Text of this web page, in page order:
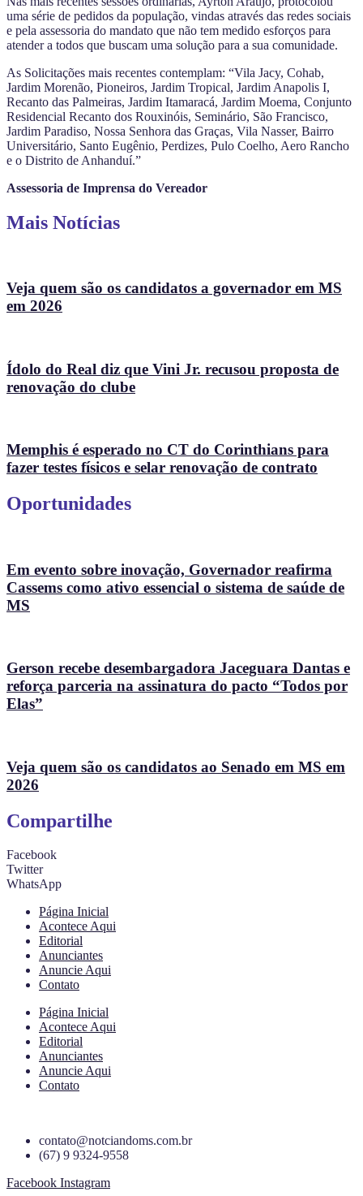
uma série de pedidos da população, vindas através das redes sociais
e pela assessoria do mandato que não tem medido esforços para
atender a todos que buscam uma solução para a sua comunidade.
As Solicitações mais recentes contemplam: “Vila Jacy, Cohab,
Jardim Morenão, Pioneiros, Jardim Tropical, Jardim Anapolis I,
Recanto das Palmeiras, Jardim Itamaracá, Jardim Moema, Conjunto
Residencial Recanto dos Rouxinóis, Seminário, São Francisco,
Jardim Paradiso, Nossa Senhora das Graças, Vila Nasser, Bairro
Universitário, Santo Eugênio, Perdizes, Pulo Coelho, Aero Rancho
e o Distrito de Anhanduí.”
Assessoria de Imprensa do Vereador
Mais Notícias
Veja quem são os candidatos a governador em MS
em 2026
Ídolo do Real diz que Vini Jr. recusou proposta de
renovação do clube
Memphis é esperado no CT do Corinthians para
fazer testes físicos e selar renovação de contrato
Oportunidades
Em evento sobre inovação, Governador reafirma
Cassems como ativo essencial o sistema de saúde de
MS
Gerson recebe desembargadora Jaceguara Dantas e
reforça parceria na assinatura do pacto “Todos por
Elas”
Veja quem são os candidatos ao Senado em MS em
2026
Compartilhe
Facebook
Twitter
WhatsApp
Página Inicial
Acontece Aqui
Editorial
Anunciantes
Anuncie Aqui
Contato
Página Inicial
Acontece Aqui
Editorial
Anunciantes
Anuncie Aqui
Contato
contato@notciandoms.com.br
(67) 9 9324-9558
Facebook Instagram